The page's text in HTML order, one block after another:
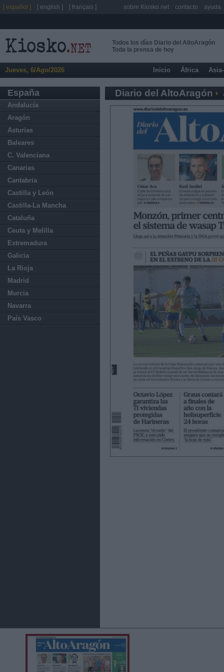
Todos los días Diario del AltoAragón
Toda la prensa de hoy
Jueves, 6/Ago/2026 Inicio África
España
Andalucía
Aragón
Asturias
Baleares
C. Valenciana
Canarias
Cantabria
Castilla y León
Castilla-La Mancha
Cataluña
Ceuta y Melilla
Extremadura
Galicia
La Rioja
Madrid
Murcia
Navarra
País Vasco
Diario del AltoAragón
[ español ] [ english ] [ français ] sobre Kiosko.net contacto ayuda